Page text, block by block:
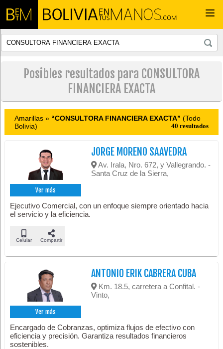
Posibles resultados para CONSULTORA
FINANCIERA EXACTA
Amarillas » “CONSULTORA FINANCIERA EXACTA” (Todo
Bolivia)
40 resultados
Ver más
JORGE MORENO SAAVEDRA
Av. Irala, Nro. 672, y Vallegrando. -
Santa Cruz de la Sierra,
Ejecutivo Comercial, con un enfoque siempre orientado hacia
el servicio y la eficiencia.
Celular Compartir
Ver más
ANTONIO ERIK CABRERA CUBA
Km. 18.5, carretera a Confital. -
Vinto,
Encargado de Cobranzas, optimiza flujos de efectivo con
eficiencia y precisión. Garantiza resultados financieros
sostenibles.